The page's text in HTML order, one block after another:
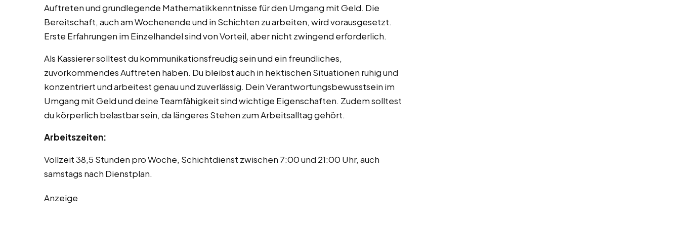
Auftreten und grundlegende Mathematikkenntnisse für den Umgang mit Geld. Die
Bereitschaft, auch am Wochenende und in Schichten zu arbeiten, wird vorausgesetzt.
Erste Erfahrungen im Einzelhandel sind von Vorteil, aber nicht zwingend erforderlich.
Als Kassierer solltest du kommunikationsfreudig sein und ein freundliches,
zuvorkommendes Auftreten haben. Du bleibst auch in hektischen Situationen ruhig und
konzentriert und arbeitest genau und zuverlässig. Dein Verantwortungsbewusstsein im
Umgang mit Geld und deine Teamfähigkeit sind wichtige Eigenschaften. Zudem solltest
du körperlich belastbar sein, da längeres Stehen zum Arbeitsalltag gehört.
Arbeitszeiten:
Vollzeit 38,5 Stunden pro Woche, Schichtdienst zwischen 7:00 und 21:00 Uhr, auch
samstags nach Dienstplan.
Anzeige